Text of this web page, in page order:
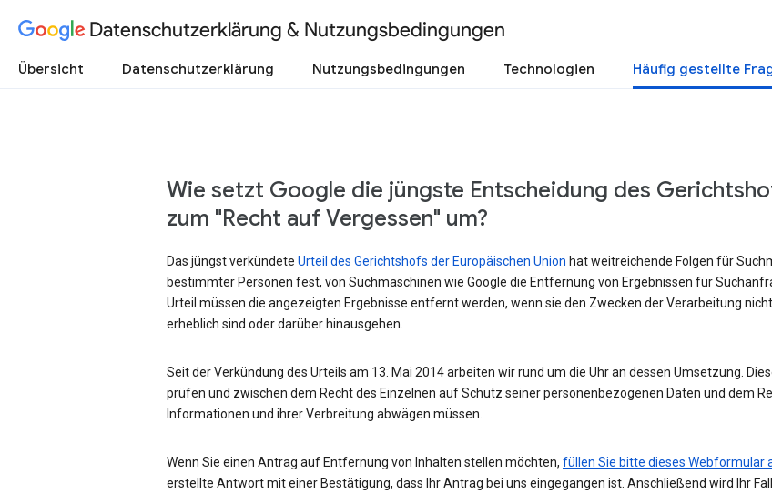
Datenschutzerklärung & Nutzungsbedingungen
Übersicht Datenschutzerklärung Nutzungsbedingungen Technologien Häufig gestellte
Wie setzt Google die jüngste Entscheidung des
zum "Recht auf Vergessen" um?
Das jüngst verkündete Urteil des Gerichtshofs der Europäischen Union hat weitreichende Folgen für
bestimmter Personen fest, von Suchmaschinen wie Google die Entfernung von Ergebnissen für
Urteil müssen die angezeigten Ergebnisse entfernt werden, wenn sie den Zwecken der Verarbeitung
erheblich sind oder darüber hinausgehen.
Seit der Verkündung des Urteils am 13. Mai 2014 arbeiten wir rund um die Uhr an dessen Umsetzung.
prüfen und zwischen dem Recht des Einzelnen auf Schutz seiner personenbezogenen Daten und dem
Informationen und ihrer Verbreitung abwägen müssen.
Wenn Sie einen Antrag auf Entfernung von Inhalten stellen möchten, füllen Sie bitte dieses Webformular
erstellte Antwort mit einer Bestätigung, dass Ihr Antrag bei uns eingegangen ist. Anschließend wird Ihr